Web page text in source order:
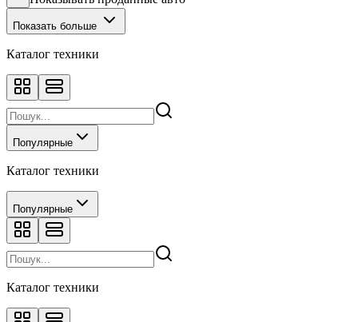
Показать больше
Каталог техники
Популярные
Каталог техники
Популярные
Каталог техники